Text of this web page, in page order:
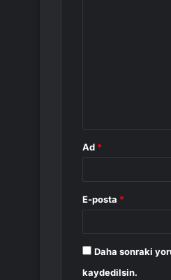
Ad *
E-posta *
Daha sonraki
kaydedilsin.